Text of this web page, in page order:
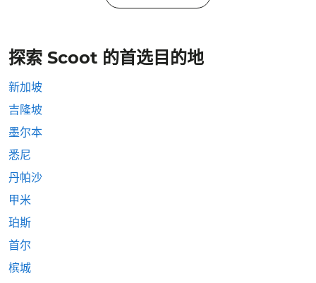
探索 Scoot 的首选目的地
新加坡
吉隆坡
墨尔本
悉尼
丹帕沙
甲米
珀斯
首尔
槟城